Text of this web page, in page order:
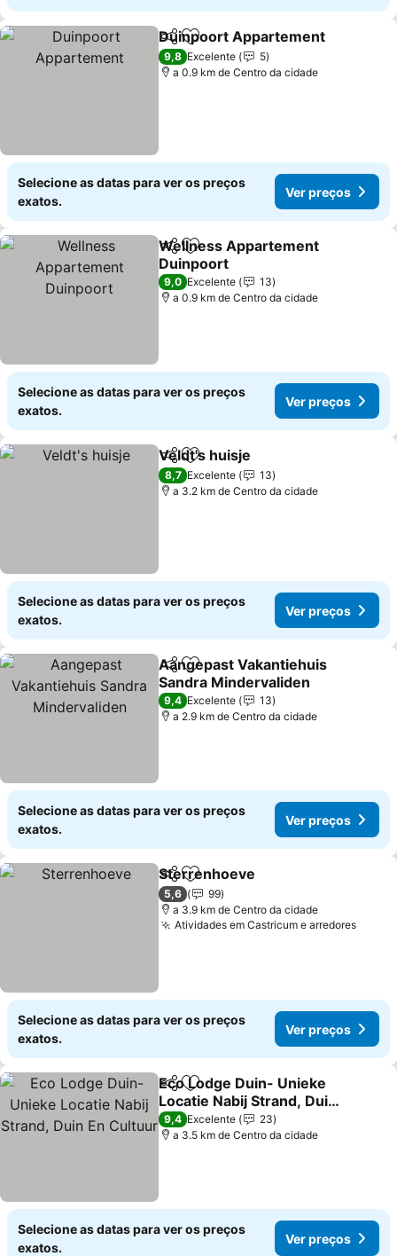
PartilharAdicionar aos favoritos
Duinpoort Appartement
9,8 Excelente
5
a 0.9 km de Centro da cidade
Selecione as datas para ver os preços
exatos.
Ver preços
PartilharAdicionar aos favoritos
Wellness Appartement
Duinpoort
Ver preços
9,0 Excelente
13
a 0.9 km de Centro da cidade
Selecione as datas para ver os preços
exatos.
Ver preços
PartilharAdicionar aos favoritos
Veldt's huisje
8,7 Excelente
13
a 3.2 km de Centro da cidade
Selecione as datas para ver os preços
exatos.
Ver preços
PartilharAdicionar aos favoritos
Aangepast Vakantiehuis
Sandra Mindervaliden
Ver preços
9,4 Excelente
13
a 2.9 km de Centro da cidade
Selecione as datas para ver os preços
exatos.
Ver preços
PartilharAdicionar aos favoritos
Sterrenhoeve
5,6
99
a 3.9 km de Centro da cidade
Atividades em Castricum e arredoresVer
Selecione as datas para ver os preços
exatos.
Ver preços
PartilharAdicionar aos favoritos
Eco Lodge Duin- Unieke
Locatie Nabij Strand, Duin
En Cultuur
Ver preços
9,4 Excelente
23
a 3.5 km de Centro da cidade
Selecione as datas para ver os preços
exatos.
Ver preços